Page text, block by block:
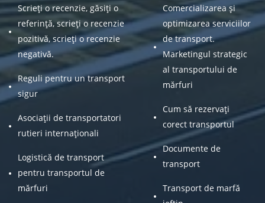
Scrieți o recenzie, găsiți o
referință, scrieți o recenzie
pozitivă, scrieți o recenzie
negativă.
Reguli pentru un transport
sigur
Asociații de transportatori
rutieri internaționali
Logistică de transport
pentru transportul de
mărfuri
Comercializarea și
optimizarea serviciilor
de transport.
Marketingul strategic
al transportului de
mărfuri
Cum să rezervați
corect transportul
Documente de
transport
Transport de marfă